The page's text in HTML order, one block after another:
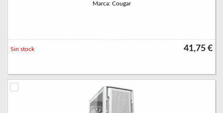
Marca: Cougar
41,75 €
Sin stock